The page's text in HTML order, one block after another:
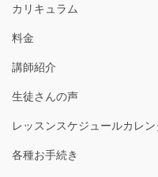
カリキュラム
料金
講師紹介
生徒さんの声
レッスンスケジュールカレン
各種お手続き